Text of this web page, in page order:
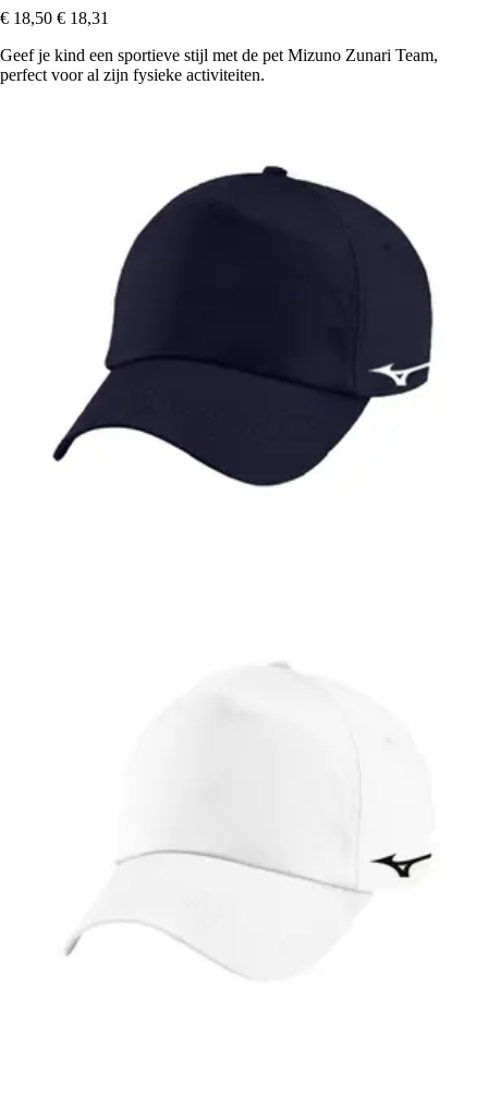
€ 18,50 € 18,31
Geef je kind een sportieve stijl met de pet Mizuno Zunari Team,
perfect voor al zijn fysieke activiteiten.